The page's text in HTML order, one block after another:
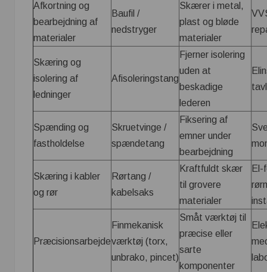
Afkortning og
bearbejdning af
materialer
Baufil /
nedstryger
Skærer i metal,
plast og bløde
materialer
Skæring og
isolering af
ledninger
Afisoleringstang
Fjerner isolering
uden at
beskadige
lederen
Spænding og
fastholdelse
Skruetvinge /
spændetang
Fiksering af
emner under
bearbejdning
Skæring i kabler
og rør
Rørtang /
kabelsaks
Kraftfuldt skær
til grovere
materialer
El-
Præcisionsarbejde
Finmekanisk
værktøj (torx,
unbrako, pincet)
Småt værktøj til
præcise eller
sarte
komponenter